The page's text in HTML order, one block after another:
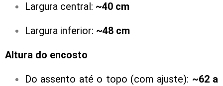
Largura central: ~40 cm
Largura inferior: ~48 cm
Altura do encosto
Do assento até o topo (com ajuste): ~62 a